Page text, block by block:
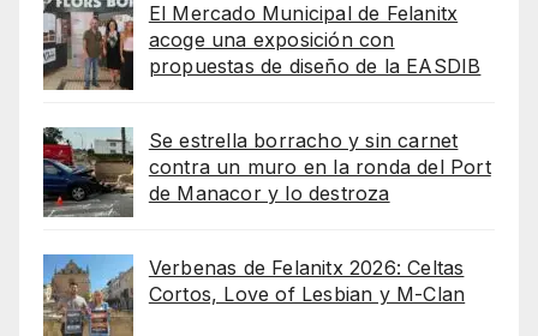
El Mercado Municipal de Felanitx
acoge una exposición con
propuestas de diseño de la EASDIB
Se estrella borracho y sin carnet
contra un muro en la ronda del Port
de Manacor y lo destroza
Verbenas de Felanitx 2026: Celtas
Cortos, Love of Lesbian y M-Clan